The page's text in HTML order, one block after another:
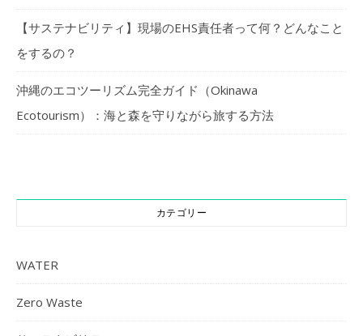
【サステナビリティ】現場のEHS責任者って何？どんなこと
をするの？
沖縄のエコツーリズム完全ガイド（Okinawa
Ecotourism）：海と森を守りながら旅する方法
カテゴリー
WATER
Zero Waste